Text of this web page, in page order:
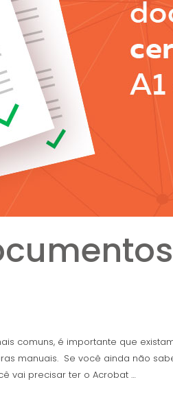
comuns, é importante que
manuais. Se você ainda não
vai precisar ter o Acrobat …